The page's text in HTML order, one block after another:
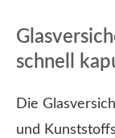
schnell
Die
und